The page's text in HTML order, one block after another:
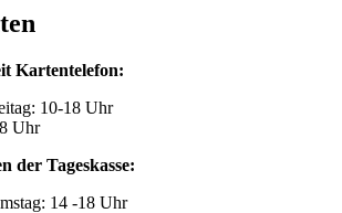
Kartentelefon:
10-18 Uhr
Uhr
der Tageskasse:
14 -18 Uhr